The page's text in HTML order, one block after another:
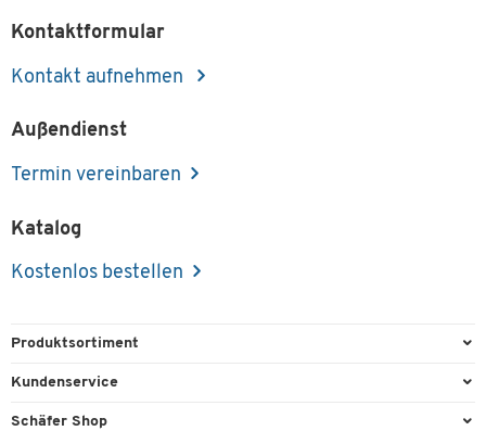
Kontaktformular
Kontakt aufnehmen
Außendienst
Termin vereinbaren
Katalog
Kostenlos bestellen
Produktsortiment
Büroausstattung
Kundenservice
Direktbestellung
Schäfer Shop